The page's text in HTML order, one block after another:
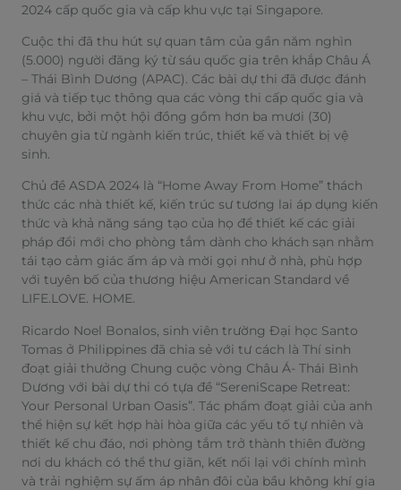
2024 cấp quốc gia và cấp khu vực tại Singapore.
Cuộc thi đã thu hút sự quan tâm của gần năm nghìn
(5.000) người đăng ký từ sáu quốc gia trên khắp Châu Á
– Thái Bình Dương (APAC). Các bài dự thi đã được đánh
giá và tiếp tục thông qua các vòng thi cấp quốc gia và
khu vực, bởi một hội đồng gồm hơn ba mươi (30)
chuyên gia từ ngành kiến ​​trúc, thiết kế và thiết bị vệ
sinh.
Chủ đề ASDA 2024 là “Home Away From Home” thách
thức các nhà thiết kế, kiến trúc sư tương lai áp dụng kiến
​​thức và khả năng sáng tạo của họ để thiết kế các giải
pháp đổi mới cho phòng tắm dành cho khách sạn nhằm
tái tạo cảm giác ấm áp và mời gọi như ở nhà, phù hợp
với tuyên bố của thương hiệu American Standard về
LIFE.LOVE. HOME.
Ricardo Noel Bonalos, sinh viên trường Đại học Santo
Tomas ở Philippines đã chia sẻ với tư cách là Thí sinh
đoạt giải thưởng Chung cuộc vòng Châu Á- Thái Bình
Dương với bài dự thi có tựa đề “SereniScape Retreat:
Your Personal Urban Oasis”. Tác phẩm đoạt giải của anh
thể hiện sự kết hợp hài hòa giữa các yếu tố tự nhiên và
thiết kế chu đáo, nơi phòng tắm trở thành thiên đường
nơi du khách có thể thư giãn, kết nối lại với chính mình
và trải nghiệm sự ấm áp nhân đôi của bầu không khí gia